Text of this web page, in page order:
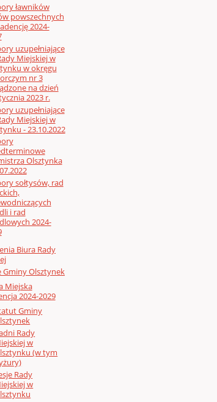
ławników
powszechnych
2024-
uzupełniające
Miejskiej w
w okręgu
nr 3
na dzień
2023 r.
uzupełniające
Miejskiej w
- 23.10.2022
Olsztynka
sołtysów, rad
i rad
2024-
Biura Rady
Gminy Olsztynek
Miejska
2024-2029
Gminy
Rady
w
(w tym
Rady
w